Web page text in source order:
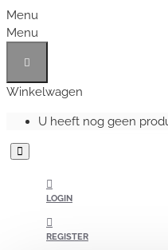
Menu
Menu
Winkelwagen
U heeft nog geen
LOGIN
REGISTER